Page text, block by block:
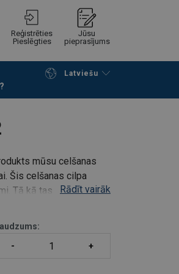
Reģistrēties
Pieslēgties
Jūsu
pieprasījums
Latviešu
pieprasījumu
mūsu celšanas
Šis celšanas cilpa
Tā kā tas irRādīt vairāk